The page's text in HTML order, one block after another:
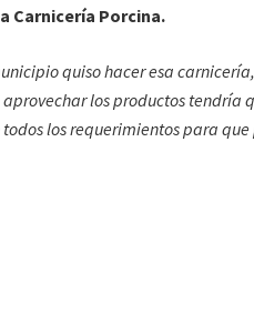
Carnicería Porcina.
quiso hacer esa
los productos tendría
todos los requerimientos para